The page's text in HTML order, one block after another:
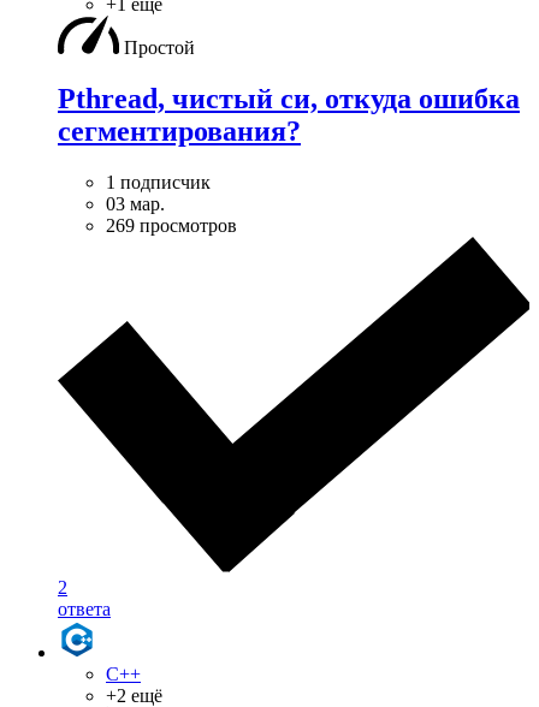
+1 ещё
Простой
Pthread, чистый си, откуда ошибка
сегментирования?
1 подписчик
03 мар.
269 просмотров
2
ответа
C++
+2 ещё